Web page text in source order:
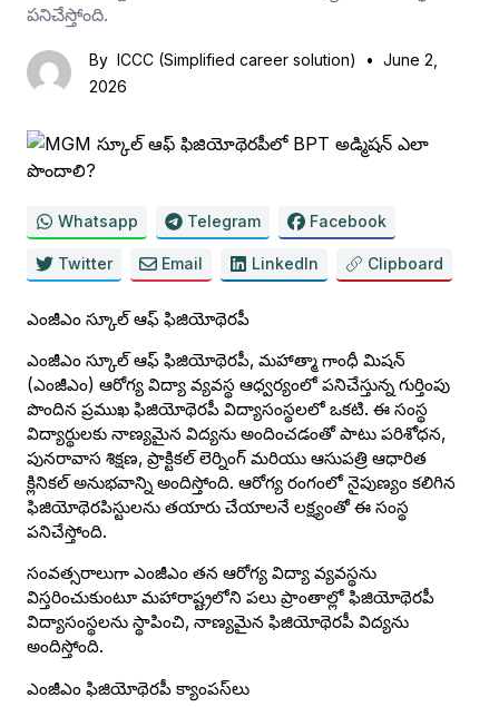
పనిచేస్తోంది.
By ICCC (Simplified career solution) • June 2,
2026
Whatsapp Telegram Facebook
Twitter Email LinkedIn Clipboard
ఎంజీఎం స్కూల్ ఆఫ్ ఫిజియోథెరపీ
ఎంజీఎం స్కూల్ ఆఫ్ ఫిజియోథెరపీ, మహాత్మా గాంధీ మిషన్
(ఎంజీఎం) ఆరోగ్య విద్యా వ్యవస్థ ఆధ్వర్యంలో పనిచేస్తున్న గుర్తింపు
పొందిన ప్రముఖ ఫిజియోథెరపీ విద్యాసంస్థలలో ఒకటి. ఈ సంస్థ
విద్యార్థులకు నాణ్యమైన విద్యను అందించడంతో పాటు పరిశోధన,
పునరావాస శిక్షణ, ప్రాక్టికల్ లెర్నింగ్ మరియు ఆసుపత్రి ఆధారిత
క్లినికల్ అనుభవాన్ని అందిస్తోంది. ఆరోగ్య రంగంలో నైపుణ్యం కలిగిన
ఫిజియోథెరపిస్టులను తయారు చేయాలనే లక్ష్యంతో ఈ సంస్థ
పనిచేస్తోంది.
సంవత్సరాలుగా ఎంజీఎం తన ఆరోగ్య విద్యా వ్యవస్థను
విస్తరించుకుంటూ మహారాష్ట్రలోని పలు ప్రాంతాల్లో ఫిజియోథెరపీ
విద్యాసంస్థలను స్థాపించి, నాణ్యమైన ఫిజియోథెరపీ విద్యను
అందిస్తోంది.
ఎంజీఎం ఫిజియోథెరపీ క్యాంపస్‌లు